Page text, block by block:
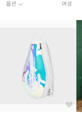
옵션
여성